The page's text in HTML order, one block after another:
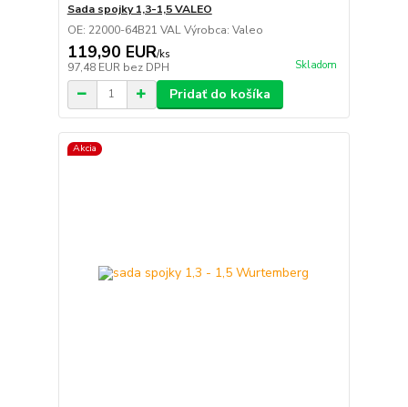
Sada spojky 1,3-1,5 VALEO
OE: 22000-64B21 VAL Výrobca: Valeo
119,90 EUR/ks
97,48 EUR bez DPH Skladom
Pridať do košíka
Akcia